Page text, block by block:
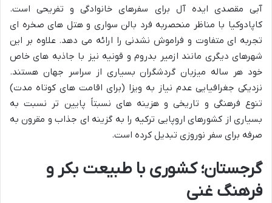
آبی مقصدی ایده آل برای سفرهای خانوادگی و تفریحی است.
کاپادوکیا با مناظر منحصربه فرد بالن سواری و هتل های صخره ای
تجربه ای متفاوت و فراموش نشدنی را ارائه می دهد. علاوه بر این
شهرهای دیگری مانند ازمیر بدروم و قونیه نیز با جاذبه های خاص
خود هر ساله میزبان گردشگران بسیاری از سراسر جهان هستند.
نزدیکی جغرافیایی عدم نیاز به ویزا (برای اقامت های کوتاه مدت)
تنوع فرهنگی و تاریخی و هزینه های نسبتاً پایین تر نسبت به
بسیاری از کشورهای اروپایی ترکیه را به گزینه ای جذاب و مقرون به
صرفه برای سفر نوروزی تبدیل کرده است.
گرجستان؛ کشوری با طبیعت بکر و
فرهنگ غنی